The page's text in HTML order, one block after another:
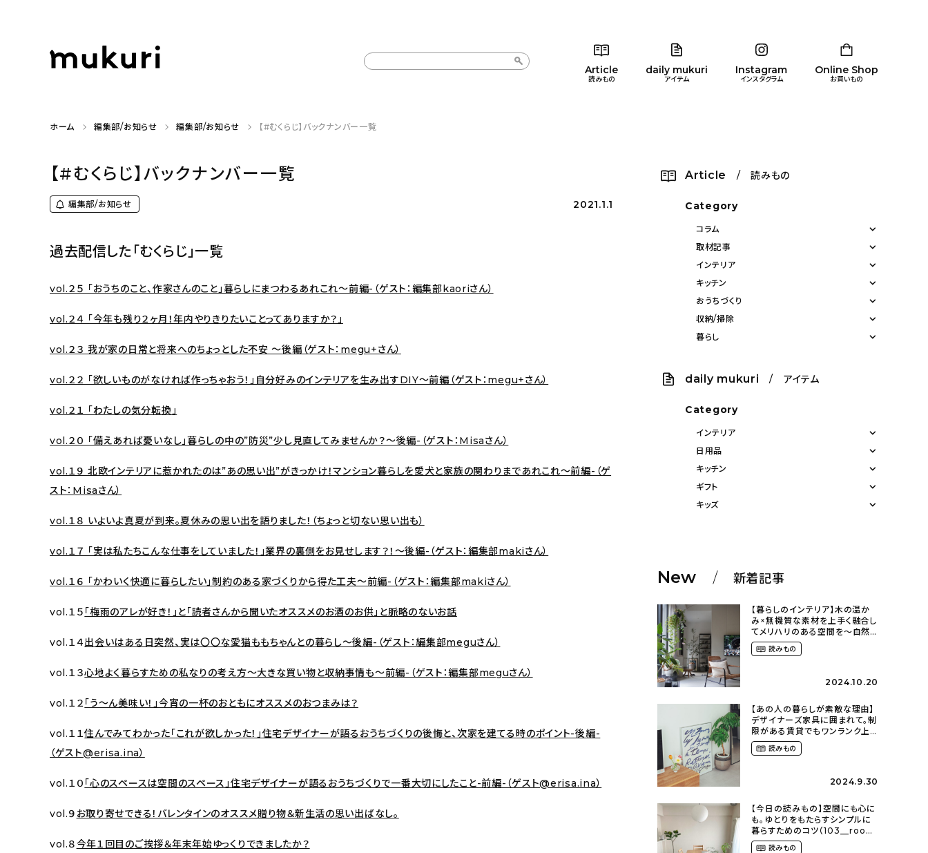
Article
読みもの
daily mukuri
アイテム
Instagram
インスタグラム
Online Shop
お買いもの
ホーム 編集部/お知らせ 編集部/お知らせ 【#むくらじ】バックナンバー一覧
【#むくらじ】バックナンバー一覧
編集部/お知らせ 2021.1.1
過去配信した「むくらじ」一覧
vol.２５ 「おうちのこと、作家さんのこと」暮らしにまつわるあれこれ〜前編-（ゲスト：編集部kaoriさん）
vol.２４ 「今年も残り２ヶ月！年内やりきりたいことってありますか？」
vol.２３ 我が家の日常と将来へのちょっとした不安 〜後編（ゲスト：megu+さん）
vol.２２ 「欲しいものがなければ作っちゃおう！」自分好みのインテリアを生み出すDIY〜前編（ゲスト：megu+さん）
vol.２１ 「わたしの気分転換」
vol.２０ 「備えあれば憂いなし」暮らしの中の”防災”少し見直してみませんか？〜後編-（ゲスト：Misaさん）
vol.１９ 北欧インテリアに惹かれたのは”あの思い出”がきっかけ！マンション暮らしを愛犬と家族の関わりまであれこれ〜前編-（ゲ
スト：Misaさん）
vol.１８ いよいよ真夏が到来。夏休みの思い出を語りました！（ちょっと切ない思い出も）
vol.１７ 「実は私たちこんな仕事をしていました！」業界の裏側をお見せします？！〜後編-（ゲスト：編集部makiさん）
vol.１６ 「かわいく快適に暮らしたい」制約のある家づくりから得た工夫〜前編-（ゲスト：編集部makiさん）
vol.１５ 「梅雨のアレが好き！」と「読者さんから聞いたオススメのお酒のお供」と脈略のないお話
vol.１４出会いはある日突然、実は〇〇な愛猫ももちゃんとの暮らし〜後編-（ゲスト：編集部meguさん）
vol.１３心地よく暮らすための私なりの考え方〜大きな買い物と収納事情も〜前編-（ゲスト：編集部meguさん）
vol.１２ 「う〜ん美味い！」今宵の一杯のおともにオススメのおつまみは？
vol.１１住んでみてわかった「これが欲しかった！」住宅デザイナーが語るおうちづくりの後悔と、次家を建てる時のポイント-後編-
（ゲスト@erisa.ina）
vol.１０ 「心のスペースは空間のスペース」住宅デザイナーが語るおうちづくりで一番大切にしたこと-前編-（ゲスト@erisa.ina）
vol.９ お取り寄せできる！バレンタインのオススメ贈り物＆新生活の思い出ばなし。
vol.８今年１回目のご挨拶＆年末年始ゆっくりできましたか？
Article / 読みもの
Category
コラム
取材記事
インテリア
キッチン
おうちづくり
収納/掃除
暮らし
daily mukuri / アイテム
Category
インテリア
日用品
キッチン
ギフト
キッズ
New 新着記事
【暮らしのインテリア】木の温か
み×無機質な素材を上手く融合し
てメリハリのある空間を〜自然
に囲まれて暮らす（ki_no_ieさ
ん） 読みもの
2024.10.20
【あの人の暮らしが素敵な理由】
デザイナーズ家具に囲まれて。制
限がある賃貸でもワンランク上
のお部屋に〜狭くても好きな暮
らしのこと（_____chika708さ
読みもの
2024.9.30
【今日の読みもの】空間にも心に
も。ゆとりをもたらすシンプルに
暮らすためのコツ（103__room
さん）
読みもの